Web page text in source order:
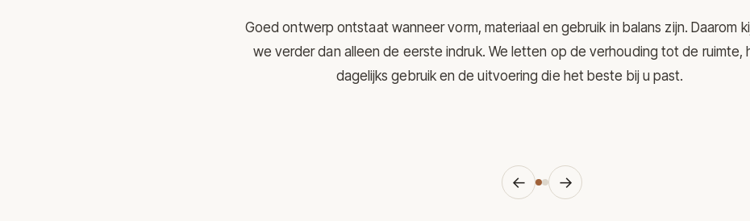
Goed ontwerp ontstaat wanneer vorm, materiaal en gebruik in balans zijn. Daarom
we verder dan alleen de eerste indruk. We letten op de verhouding tot de ruimte,
dagelijks gebruik en de uitvoering die het beste bij u past.
← →